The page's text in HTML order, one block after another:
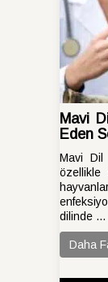
Mavi
Eden
Mavi Dil
özellikle
dilinde ...
Daha